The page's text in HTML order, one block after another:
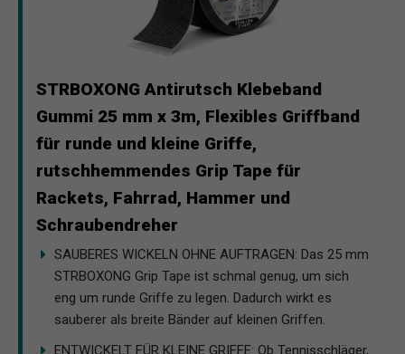
STRBOXONG Antirutsch Klebeband
Gummi 25 mm x 3m, Flexibles Griffband
für runde und kleine Griffe,
rutschhemmendes Grip Tape für
Rackets, Fahrrad, Hammer und
Schraubendreher
SAUBERES WICKELN OHNE AUFTRAGEN: Das 25 mm
STRBOXONG Grip Tape ist schmal genug, um sich
eng um runde Griffe zu legen. Dadurch wirkt es
sauberer als breite Bänder auf kleinen Griffen.
ENTWICKELT FÜR KLEINE GRIFFE: Ob Tennisschläger,